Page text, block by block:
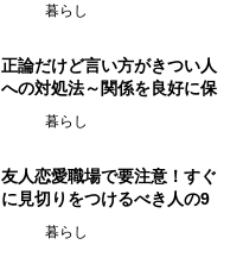
暮らし
正論だけど言い方がきつい人
への対処法～関係を良好に保
つためのヒント～
暮らし
友人恋愛職場で要注意！すぐ
に見切りをつけるべき人の9
つの危険サイン
暮らし